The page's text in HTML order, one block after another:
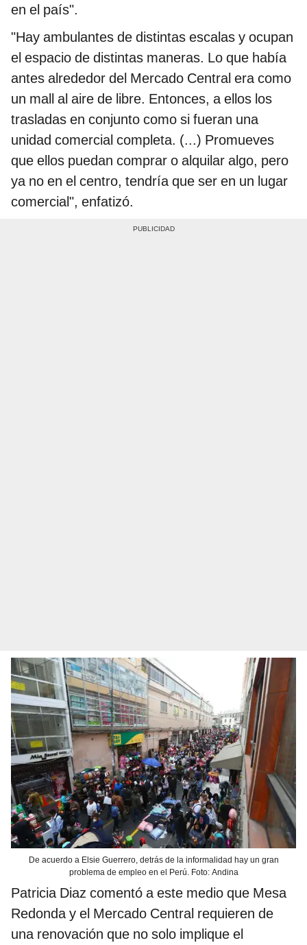
en el país".
"Hay ambulantes de distintas escalas y ocupan
el espacio de distintas maneras. Lo que había
antes alrededor del Mercado Central era como
un mall al aire de libre. Entonces, a ellos los
trasladas en conjunto como si fueran una
unidad comercial completa. (...) Promueves
que ellos puedan comprar o alquilar algo, pero
ya no en el centro, tendría que ser en un lugar
comercial", enfatizó.
De acuerdo a Elsie Guerrero, detrás de la informalidad hay un gran
problema de empleo en el Perú. Foto: Andina
Patricia Diaz comentó a este medio que Mesa
Redonda y el Mercado Central requieren de
una renovación que no solo implique el